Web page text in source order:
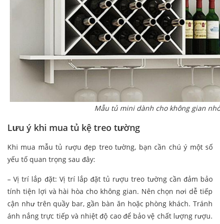
Mẫu tủ mini dành cho không gian nhỏ
Lưu ý khi mua tủ kệ treo tường
Khi mua mẫu tủ rượu đẹp treo tường, bạn cần chú ý một số
yếu tố quan trọng sau đây:
– Vị trí lắp đặt: Vị trí lắp đặt tủ rượu treo tường cần đảm bảo
tính tiện lợi và hài hòa cho không gian. Nên chọn nơi dễ tiếp
cận như trên quầy bar, gần bàn ăn hoặc phòng khách. Tránh
ánh nắng trực tiếp và nhiệt độ cao để bảo vệ chất lượng rượu.